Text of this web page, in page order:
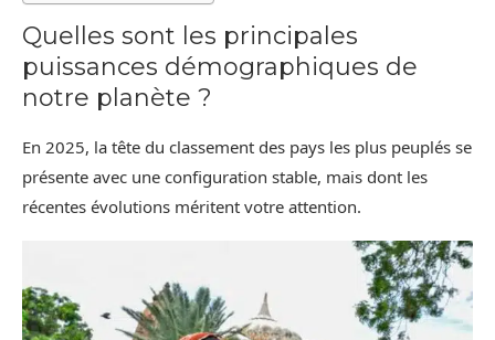
Quelles sont les principales
puissances démographiques de
notre planète ?
En 2025, la tête du classement des pays les plus peuplés se
présente avec une configuration stable, mais dont les
récentes évolutions méritent votre attention.